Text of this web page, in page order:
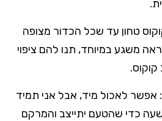
טחון עד שכל הכדור מצופה
משגע במיוחד, תנו להם ציפוי
קוקוס.
: אפשר לאכול מיד, אבל אני תמיד
כדי שהטעם יתייצב והמרקם